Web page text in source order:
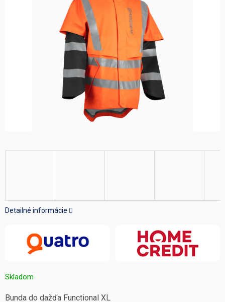
Skladom
Bunda do dažďa Functional XL
Detailné informácie